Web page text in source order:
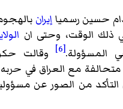
حسين رسمياإيران
ذلك الوقت، وحتى ان
المسؤولة.[6]
وقالت
متحالفة مع العراق في
من الصور عن